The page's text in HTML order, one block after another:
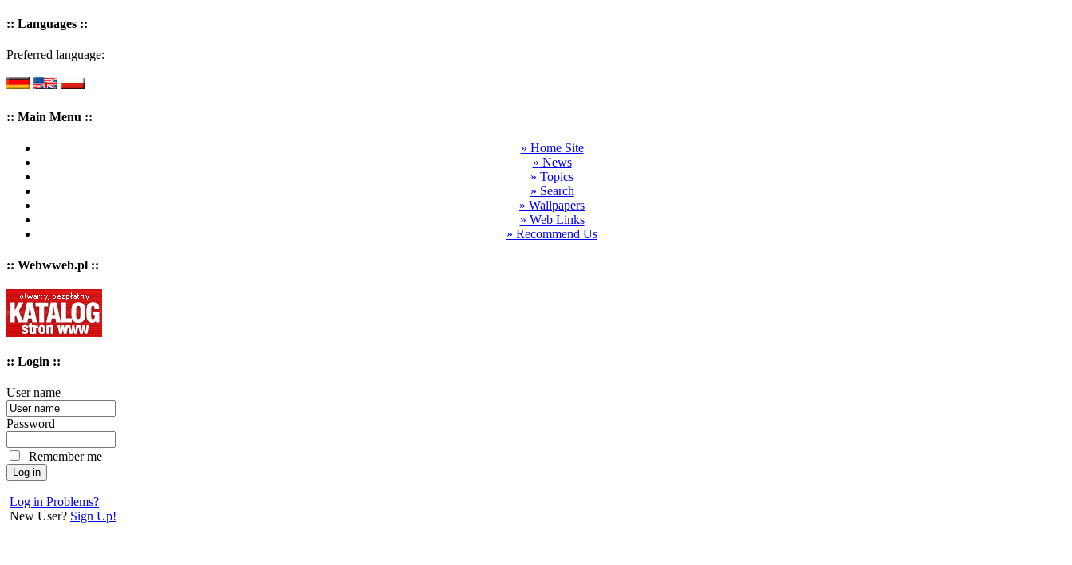
:: Languages ::
Preferred language:
:: Main Menu ::
» Home Site
» News
» Topics
» Search
» Wallpapers
» Web Links
» Recommend Us
:: Webwweb.pl ::
:: Login ::
User name
Password
Remember me
Log in Problems?
New User? Sign Up!